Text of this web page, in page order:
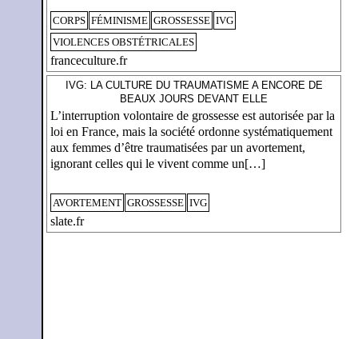
CORPS FÉMINISME GROSSESSE IVG
VIOLENCES OBSTÉTRICALES
franceculture.fr
IVG: LA CULTURE DU TRAUMATISME A ENCORE DE
BEAUX JOURS DEVANT ELLE
L’interruption volontaire de grossesse est autorisée par la
loi en France, mais la société ordonne systématiquement
aux femmes d’être traumatisées par un avortement,
ignorant celles qui le vivent comme un[…]
AVORTEMENT GROSSESSE IVG
slate.fr